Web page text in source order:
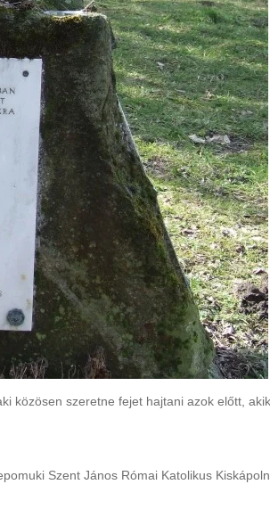
közösen szeretne fejet hajtani azok előtt,
Szent János Római Katolikus